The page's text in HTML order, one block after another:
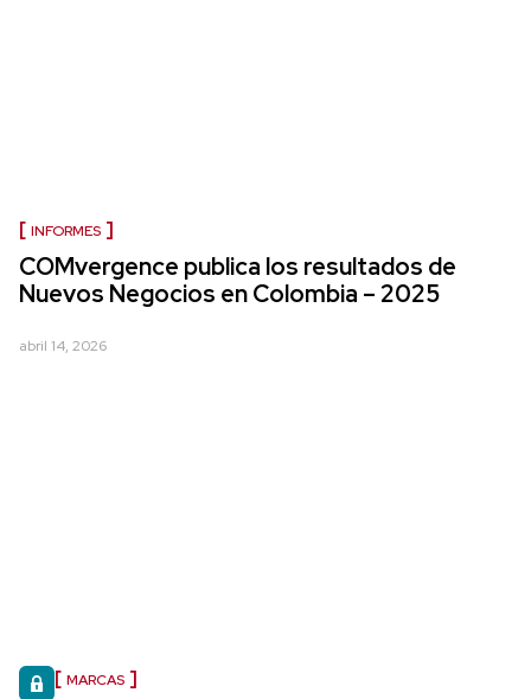
INFORMES
COMvergence publica los resultados de
Nuevos Negocios en Colombia – 2025
abril 14, 2026
MARCAS